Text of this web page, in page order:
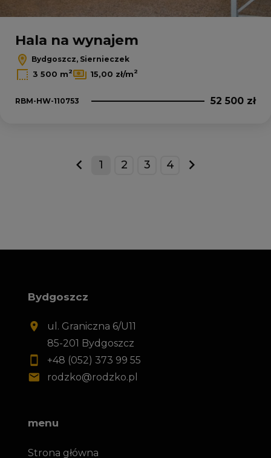
Hala na wynajem
Bydgoszcz, Siernieczek
3 500 m2 15,00 zł/m2
RBM-HW-110753 52 500 zł
prev
1 2 3 4
next
Bydgoszcz
ul. Graniczna 6/U11
85-201 Bydgoszcz
+48 (052) 373 99 55
rodzko@rodzko.pl
menu
Strona główna